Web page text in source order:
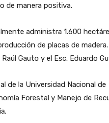
de manera positiva.
administra 1.600
de placas de madera.
Gauto y el Esc. Eduardo
de la Universidad Nacional de
Forestal y Manejo de